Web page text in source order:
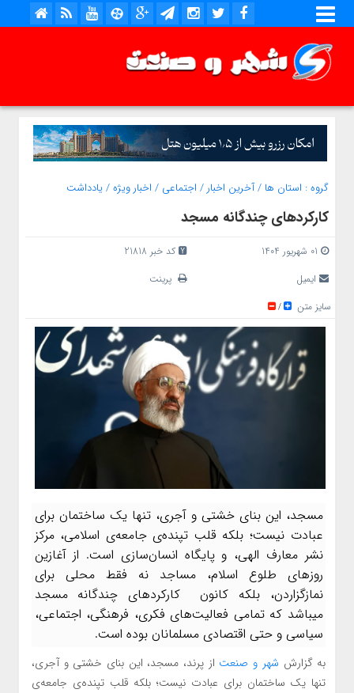
گروه : استان ها /آخرین اخبار / اجتماعی / اخبار ویژه/یادداشت
کارکردهای چندگانه مسجد
01 شهریور 1404
کد خبر 21818
ایمیل
پرینت
سایز متن
/
مسجد، این بنای خشتی و آجری، تنها یک ساختمان برای
عبادت نیست؛ بلکه قلب تپنده‌ی جامعه‌ی اسلامی، مرکز
نشر معارف الهی، و پایگاه انسان‌سازی است. از آغازین
روزهای طلوع اسلام، مساجد نه فقط محلی برای
نمازگزاردن، بلکه کانون کارکردهای چندگانه مسجد
میباشد که تمامی فعالیت‌های فکری، فرهنگی، اجتماعی،
سیاسی و حتی اقتصادی مسلمانان بوده است.
به گزارش شهر و صنعت از پرند، مسجد، این بنای خشتی و آجری،
تنها یک ساختمان برای عبادت نیست؛ بلکه قلب تپنده‌ی جامعه‌ی